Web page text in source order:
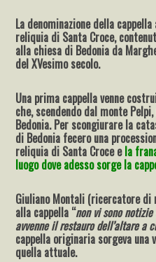
La denominazione della
reliquia di Santa Croce,
alla chiesa di Bedonia da
del XVesimo secolo.
Una prima cappella venne
che, scendendo dal monte
Bedonia. Per scongiurare la
di Bedonia fecero una
reliquia di Santa Croce ela
luogo dove adesso sorge la
Giuliano Montali (ricercatore
alla cappella “non vi sono
avvenne il restauro dell’altare a
cappella originaria sorgeva
quella attuale.